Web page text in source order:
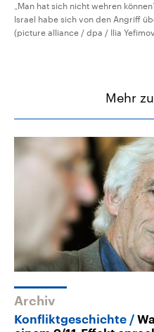
„Man hat sich nicht wehren
Israel habe sich von den Angriff
(picture alliance / dpa / Ilia
Mehr
Archiv
Konfliktgeschichte